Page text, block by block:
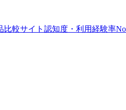
比較サイト 認知度・利用経験率